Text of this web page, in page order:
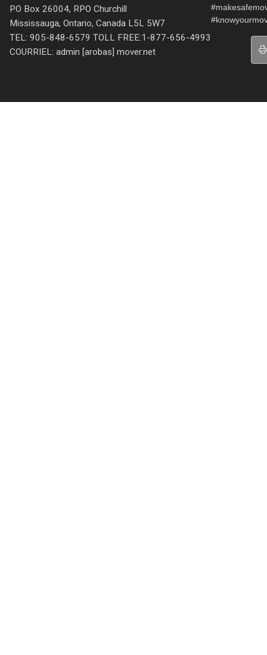
PO Box 26004, RPO Churchill
Mississauga, Ontario, Canada L5L 5W7
TEL: 905-848-6579 TOLL FREE:1-877-656-4993
COURRIEL: admin [arobas] mover.net